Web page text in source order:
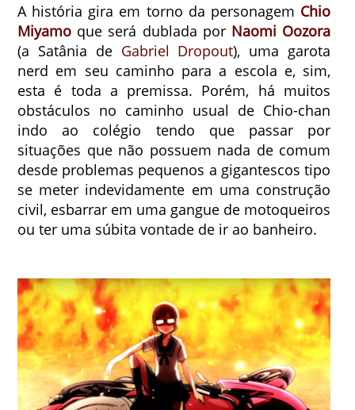
A história gira em torno da personagem Chio
Miyamo que será dublada por Naomi Oozora
(a Satânia de Gabriel Dropout), uma garota
nerd em seu caminho para a escola e, sim,
esta é toda a premissa. Porém, há muitos
obstáculos no caminho usual de Chio-chan
indo ao colégio tendo que passar por
situações que não possuem nada de comum
desde problemas pequenos a gigantescos tipo
se meter indevidamente em uma construção
civil, esbarrar em uma gangue de motoqueiros
ou ter uma súbita vontade de ir ao banheiro.